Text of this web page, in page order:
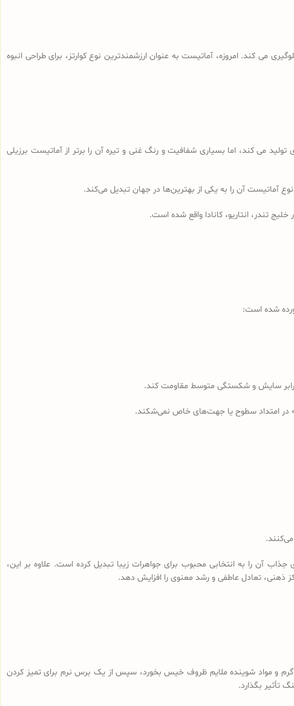
می کند. امروزه، آماتیست به عنوان ارزشمندترین نوع کوارتز، برای طراحی انبوه
می کند، اما بسیاری شفافیت و رنگ غنی و تیره آن را برتر از آماتیست برزیلی
آماتیست آن را به یکی از بهترین‌ها در جهان تبدیل می‌کند.
تندر، انتاریو، کانادا واقع شده است.
شده است:
در امتداد سطوح یا جهت‌های خاص نمی‌شکند.
آن را به انتخابی محبوب برای جواهرات زیبا تبدیل کرده است. علاوه بر این،
ذهنی، تعادل عاطفی و رشد معنوی را افزایش دهد.
گرم و مواد شوینده ملایم ظروف خیس بخورد، سپس از یک برس نرم برای تمیز کردن
تأثیر بگذارد.